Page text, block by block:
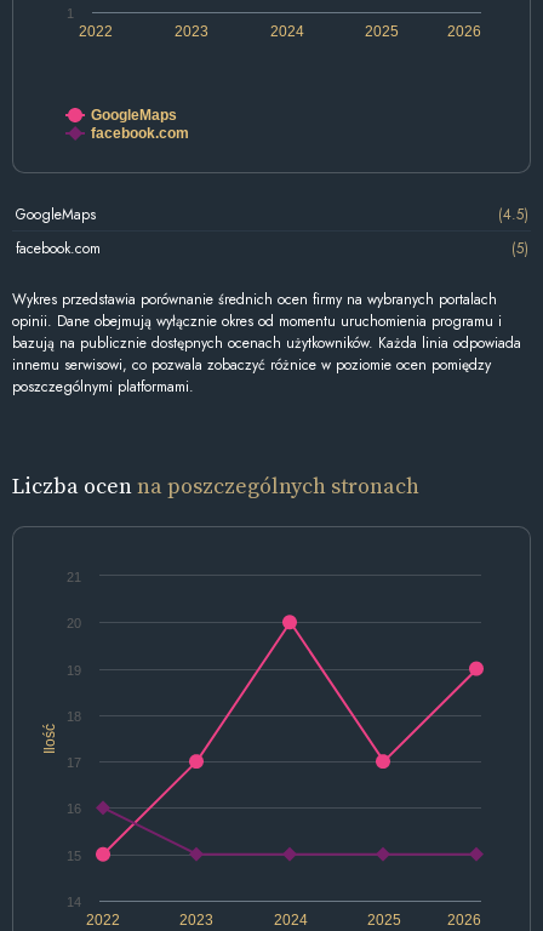
2022 2024 2026
2023 2025
1
GoogleMaps
facebook.com
GoogleMaps
(4.5)
facebook.com
(5)
Wykres przedstawia porównanie średnich ocen firmy na wybranych portalach
opinii. Dane obejmują wyłącznie okres od momentu uruchomienia programu i
bazują na publicznie dostępnych ocenach użytkowników. Każda linia odpowiada
innemu serwisowi, co pozwala zobaczyć różnice w poziomie ocen pomiędzy
poszczególnymi platformami.
Liczba ocenna poszczególnych stronach
Ilość
2022 2024 2026
2023 2025
14
15
16
17
18
19
20
21